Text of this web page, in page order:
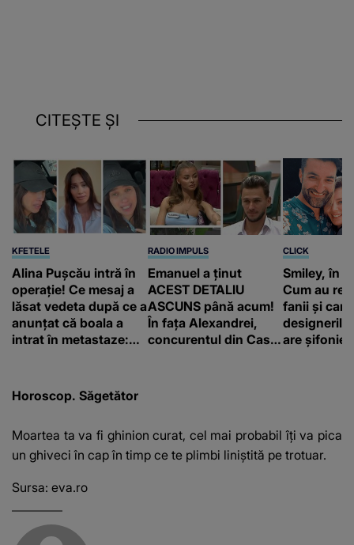
CITEȘTE ȘI
KFETELE
Alina Pușcău intră în
operație! Ce mesaj a
lăsat vedeta după ce a
anunțat că boala a
intrat în metastaze:
RADIO IMPULS
Emanuel a ținut
ACEST DETALIU
ASCUNS până acum!
În fața Alexandrei,
concurentul din Casa
iubesc pentru că..."
CLICK
Smiley, în
Cum au
fanii și
are
Horoscop. Săgetător
Moartea ta va fi ghinion curat, cel mai probabil îţi va pica
un ghiveci în cap în timp ce te plimbi liniştită pe trotuar.
Sursa: eva.ro